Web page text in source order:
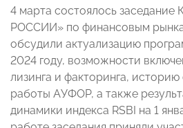
4 марта состоялось
РОССИИ» по финансовым
обсудили актуализацию
2024 году, возможности
лизинга и факторинга, историю
работы АУФОР, а также
динамики индекса RSBI на 1